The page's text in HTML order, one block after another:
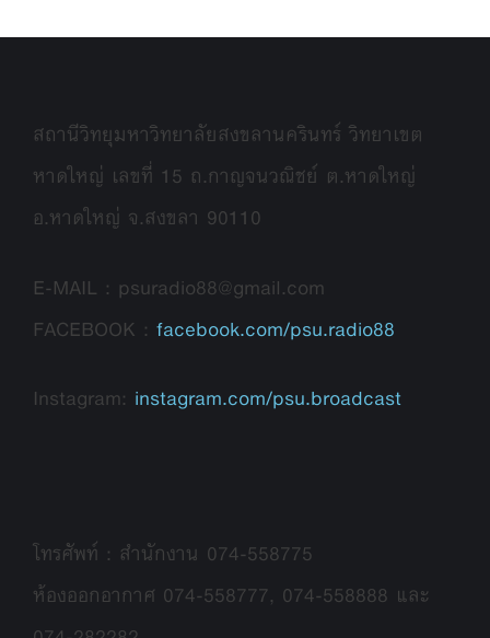
สถานีวิทยุมหาวิทยาลัยสงขลานครินทร์ วิทยาเขต
หาดใหญ่ เลขที่ 15 ถ.กาญจนวณิชย์ ต.หาดใหญ่
อ.หาดใหญ่ จ.สงขลา 90110
E-MAIL : psuradio88@gmail.com
FACEBOOK : facebook.com/psu.radio88
Instagram: instagram.com/psu.broadcast
โทรศัพท์ : สำนักงาน 074-558775
ห้องออกอากาศ 074-558777, 074-558888 และ